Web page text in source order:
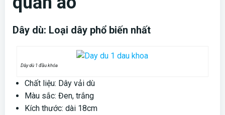
Dây dù: Loại dây phổ biến nhất
Dây dù 1 đầu khóa
Chất liệu: Dây vải dù
Màu sắc: Đen, trắng
Kích thước: dài 18cm